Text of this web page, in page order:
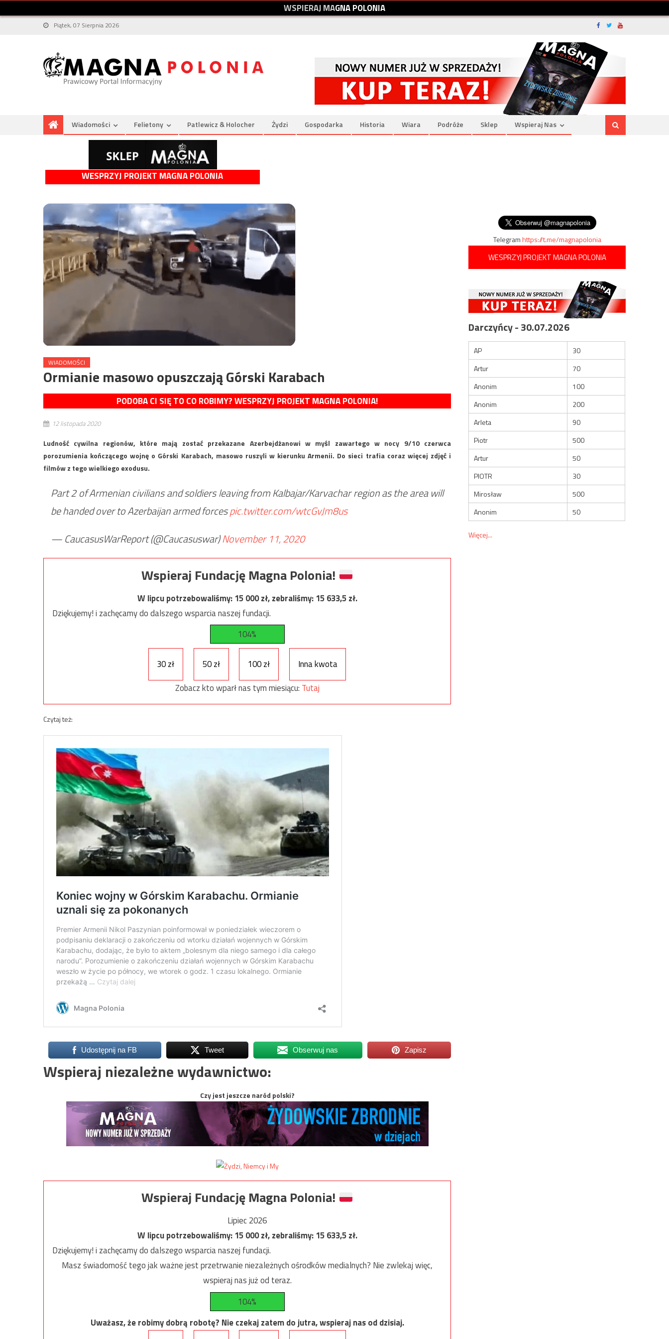
WSPIERAJMAGNAPOLONIA
Piątek, 07 Sierpnia 2026
Wiadomości Felietony Patlewicz & Holocher Żydzi Gospodarka Historia Wiara Podróże Sklep Wspieraj Nas
WESPRZYJ PROJEKT MAGNA POLONIA
WIADOMOŚCI
Ormianie masowo opuszczają Górski Karabach
PODOBA CI SIĘ TO CO ROBIMY? WESPRZYJ PROJEKT MAGNA POLONIA!
12 listopada 2020
Ludność cywilna regionów, które mają zostać przekazane Azerbejdżanowi w myśl zawartego w nocy 9/10 czerwca
porozumienia kończącego wojnę o Górski Karabach, masowo ruszyli w kierunku Armenii. Do sieci trafia coraz więcej zdjęć i
filmów z tego wielkiego exodusu.
Part 2 of Armenian civilians and soldiers leaving from Kalbajar/Karvachar region as the area will
be handed over to Azerbaijan armed forcespic.twitter.com/wtcGvJm8us
— CaucasusWarReport (@Caucasuswar)November 11, 2020
Wspieraj Fundację Magna Polonia!
W lipcu potrzebowaliśmy:15 000zł, zebraliśmy:15 633,5zł.
Dziękujemy! i zachęcamy do dalszego wsparcia naszej fundacji.
104%
30 zł 50 zł 100 zł
Inna kwota
Zobacz kto wparł nas tym miesiącu: Tutaj
Czytaj też:
Udostępnij na FB Tweet Obserwuj nas Zapisz
Wspieraj niezależne wydawnictwo:
Czy jest jeszcze naród polski?
Wspieraj Fundację Magna Polonia!
Lipiec 2026
W lipcu potrzebowaliśmy:15 000zł, zebraliśmy:15 633,5zł.
Dziękujemy! i zachęcamy do dalszego wsparcia naszej fundacji.
Masz świadomość tego jak ważne jest przetrwanie niezależnych ośrodków medialnych? Nie zwlekaj więc,
wspieraj nas już od teraz.
104%
Uważasz, że robimy dobrą robotę? Nie czekaj zatem do jutra, wspieraj nas od dzisiaj.
Telegramhttps://t.me/magnapolonia
WESPRZYJ PROJEKT MAGNA POLONIA
Darczyńcy - 30.07.2026
AP
30
Artur
70
Anonim
100
Anonim
200
Arleta
90
Piotr
500
Artur
50
PIOTR
30
Mirosław
500
Anonim
50
Więcej...